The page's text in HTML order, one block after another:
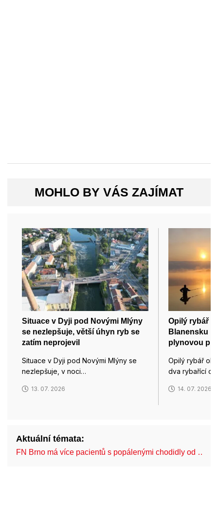
MOHLO BY VÁS ZAJÍMAT
Situace v Dyji pod Novými Mlýny
se nezlepšuje, větší úhyn ryb se
zatím neprojevil
Situace v Dyji pod Novými Mlýny se
nezlepšuje, v noci…
13. 07. 2026
Opilý rybář
Blanensku
plynovou
Opilý rybář
dva rybařící
14. 07. 2026
Aktuální témata:
FN Brno má více pacientů s popálenými chodidly od …